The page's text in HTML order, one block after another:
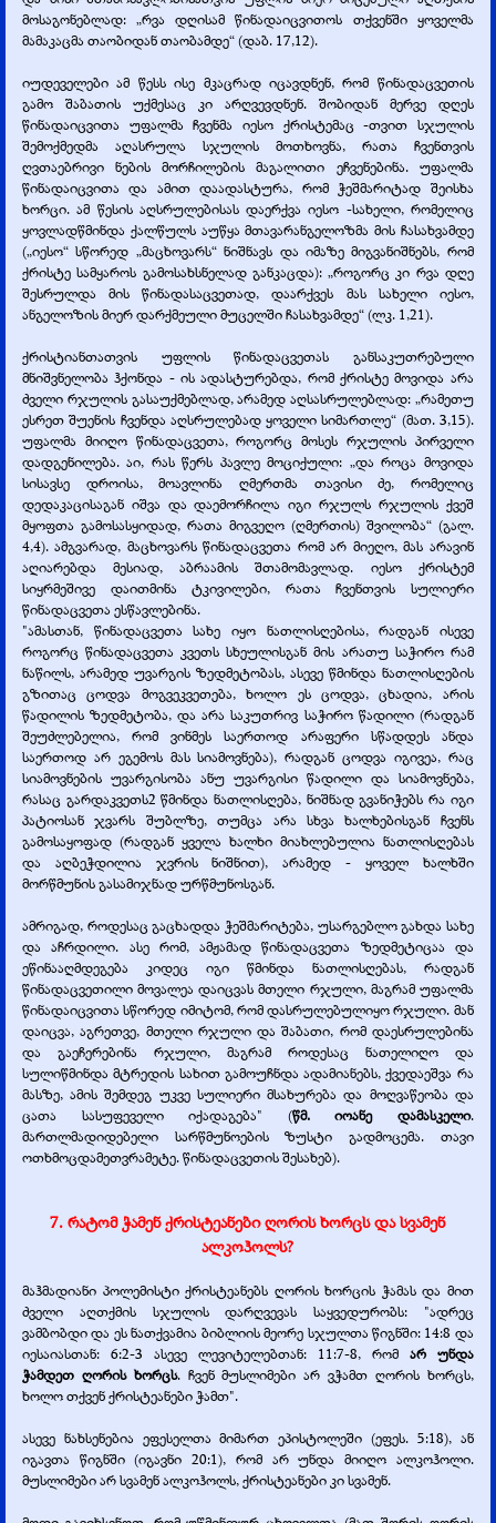
მოსაგონებლად: „რვა დღისამ წინადაიცვითოს თქვენში ყოველმა
მამაკაცმა თაობიდან თაობამდე“ (დაბ. 17,12).
იუდეველები ამ წესს ისე მკაცრად იცავდნენ, რომ წინადაცვეთის
გამო შაბათის უქმესაც კი არღვევდნენ. შობიდან მერვე დღეს
წინადაიცვითა უფალმა ჩვენმა იესო ქრისტემაც -თვით სჯულის
შემოქმედმა აღასრულა სჯულის მოთხოვნა, რათა ჩვენთვის
ღვთაებრივი ნების მორჩილების მაგალითი ეჩვენებინა. უფალმა
წინადაიცვითა და ამით დაადასტურა, რომ ჭეშმარიტად შეისხა
ხორცი. ამ წესის აღსრულებისას დაერქვა იესო -სახელი, რომელიც
ყოვლადწმინდა ქალწულს აუწყა მთავარანგელოზმა მის ჩასახვამდე
(„იესო“ სწორედ „მაცხოვარს“ ნიშნავს და იმაზე მიგვანიშნებს, რომ
ქრისტე სამყაროს გამოსახსნელად განკაცდა): „როგორც კი რვა დღე
შესრულდა მის წინადასაცვეთად, დაარქვეს მას სახელი იესო,
ანგელოზის მიერ დარქმეული მუცელში ჩასახვამდე“ (ლკ. 1,21).
ქრისტიანთათვის უფლის წინადაცვეთას განსაკუთრებული
მნიშვნელობა ჰქონდა - ის ადასტურებდა, რომ ქრისტე მოვიდა არა
ძველი რჯულის გასაუქმებლად, არამედ აღსასრულებლად: „რამეთუ
ესრეთ შუენის ჩვენდა აღსრულებად ყოველი სიმართლე“ (მათ. 3,15).
უფალმა მიიღო წინადაცვეთა, როგორც მოსეს რჯულის პირველი
დადგენილება. აი, რას წერს პავლე მოციქული: „და როცა მოვიდა
სისავსე დროისა, მოავლინა ღმერთმა თავისი ძე, რომელიც
დედაკაცისაგან იშვა და დაემორჩილა იგი რჯულს რჯულის ქვეშ
მყოფთა გამოსასყიდად, რათა მიგვეღო (ღმერთის) შვილობა“ (გალ.
4,4). ამგვარად, მაცხოვარს წინადაცვეთა რომ არ მიეღო, მას არავინ
აღიარებდა მესიად, აბრაამის შთამომავლად. იესო ქრისტემ
სიყრმეშივე დაითმინა ტკივილები, რათა ჩვენთვის სულიერი
წინადაცვეთა ესწავლებინა.
"ამასთან, წინადაცვეთა სახე იყო ნათლისღებისა, რადგან ისევე
როგორც წინადაცვეთა კვეთს სხეულისგან მის არათუ საჭირო რამ
ნაწილს, არამედ უვარგის ზედმეტობას, ასევე წმინდა ნათლისღების
გზითაც ცოდვა მოგვეკვეთება, ხოლო ეს ცოდვა, ცხადია, არის
წადილის ზედმეტობა, და არა საკუთრივ საჭირო წადილი (რადგან
შეუძლებელია, რომ ვინმეს საერთოდ არაფერი სწადდეს ანდა
საერთოდ არ ეგემოს მას სიამოვნება), რადგან ცოდვა იგივეა, რაც
სიამოვნების უვარგისობა ანუ უვარგისი წადილი და სიამოვნება,
რასაც გარდაკვეთს2 წმინდა ნათლისღება, ნიშნად გვანიჭებს რა იგი
პატიოსან ჯვარს შუბლზე, თუმცა არა სხვა ხალხებისგან ჩვენს
გამოსაყოფად (რადგან ყველა ხალხი მიახლებულია ნათლისღებას
და აღბეჭდილია ჯვრის ნიშნით), არამედ -
ყოველ ხალხში
მორწმუნის გასამიჯნად ურწმუნოსგან.
ამრიგად, როდესაც გაცხადდა ჭეშმარიტება, უსარგებლო გახდა სახე
და აჩრდილი. ასე რომ, ამჟამად წინადაცვეთა ზედმეტიცაა და
ეწინააღმდეგება კიდეც იგი წმინდა ნათლისღებას, რადგან
წინადაცვეთილი მოვალეა დაიცვას მთელი რჯული, მაგრამ უფალმა
წინადაიცვითა სწორედ იმიტომ, რომ დასრულებულიყო რჯული. მან
დაიცვა, აგრეთვე, მთელი რჯული და შაბათი, რომ დაესრულებინა
და გაეჩერებინა რჯული, მაგრამ როდესაც ნათელიღო და
სულიწმინდა მტრედის სახით გამოუჩნდა ადამიანებს, ქვედაეშვა რა
მასზე, ამის შემდეგ უკვე სულიერი მსახურება და მოღვაწეობა და
ცათა სასუფეველი იქადაგება" (წმ. იოანე დამასკელი.
მართლმადიდებელი სარწმუნოების ზუსტი გადმოცემა. თავი
ოთხმოცდამეთვრამეტე. წინადაცვეთის შესახებ).
7. რატომ ჭამენ ქრისტეანები ღორის ხორცს და სვამენ
ალკოჰოლს?
მაჰმადიანი პოლემისტი ქრისტეანებს ღორის ხორცის ჭამას და მით
ძველი აღთქმის სჯულის დარღვევას საყვედურობს: "ადრეც
ვამბობდი და ეს ნათქვამია ბიბლიის მეორე სჯულთა წიგნში: 14:8 და
იესაიასთან: 6:2-3 ასევე ლევიტელებთან: 11:7-8, რომ არ უნდა
ჭამდეთ ღორის ხორცს. ჩვენ მუსლიმები არ ვჭამთ ღორის ხორცს,
ხოლო თქვენ ქრისტეანები ჭამთ".
ასევე ნახსენებია ეფესელთა მიმართ ეპისტოლეში (ეფეს. 5:18), ან
იგავთა წიგნში (იგავნი 20:1), რომ არ უნდა მიიღო ალკოჰოლი.
მუსლიმები არ სვამენ ალკოჰოლს, ქრისტეანები კი სვამენ.